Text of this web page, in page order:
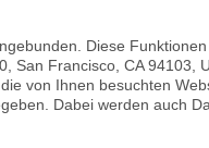
Diese
San Francisco, CA 94103,
von Ihnen besuchten
Dabei werden auch